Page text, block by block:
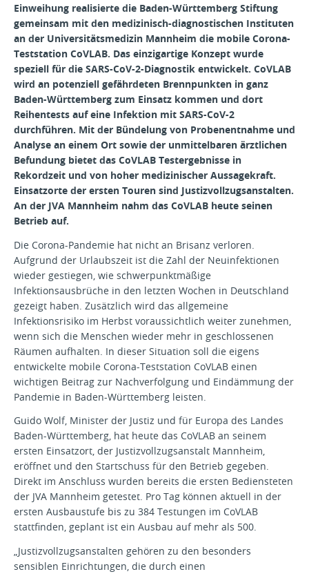
Einweihung realisierte die Baden-Württemberg Stiftung
gemeinsam mit den medizinisch-diagnostischen Instituten
an der Universitätsmedizin Mannheim die mobile Corona-
Teststation CoVLAB. Das einzigartige Konzept wurde
speziell für die SARS-CoV-2-Diagnostik entwickelt. CoVLAB
wird an potenziell gefährdeten Brennpunkten in ganz
Baden-Württemberg zum Einsatz kommen und dort
Reihentests auf eine Infektion mit SARS-CoV-2
durchführen. Mit der Bündelung von Probenentnahme und
Analyse an einem Ort sowie der unmittelbaren ärztlichen
Befundung bietet das CoVLAB Testergebnisse in
Rekordzeit und von hoher medizinischer Aussagekraft.
Einsatzorte der ersten Touren sind Justizvollzugsanstalten.
An der JVA Mannheim nahm das CoVLAB heute seinen
Betrieb auf.
Die Corona-Pandemie hat nicht an Brisanz verloren.
Aufgrund der Urlaubszeit ist die Zahl der Neuinfektionen
wieder gestiegen, wie schwerpunktmäßige
Infektionsausbrüche in den letzten Wochen in Deutschland
gezeigt haben. Zusätzlich wird das allgemeine
Infektionsrisiko im Herbst voraussichtlich weiter zunehmen,
wenn sich die Menschen wieder mehr in geschlossenen
Räumen aufhalten. In dieser Situation soll die eigens
entwickelte mobile Corona-Teststation CoVLAB einen
wichtigen Beitrag zur Nachverfolgung und Eindämmung der
Pandemie in Baden-Württemberg leisten.
Guido Wolf, Minister der Justiz und für Europa des Landes
Baden-Württemberg, hat heute das CoVLAB an seinem
ersten Einsatzort, der Justizvollzugsanstalt Mannheim,
eröffnet und den Startschuss für den Betrieb gegeben.
Direkt im Anschluss wurden bereits die ersten Bediensteten
der JVA Mannheim getestet. Pro Tag können aktuell in der
ersten Ausbaustufe bis zu 384 Testungen im CoVLAB
stattfinden, geplant ist ein Ausbau auf mehr als 500.
„Justizvollzugsanstalten gehören zu den besonders
sensiblen Einrichtungen, die durch einen